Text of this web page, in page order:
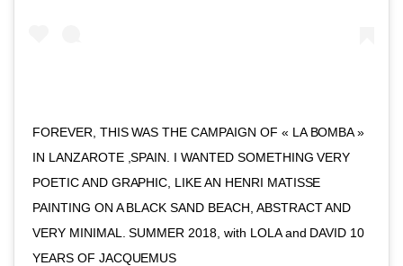
FOREVER, THIS WAS THE CAMPAIGN OF « LA BOMBA »
IN LANZAROTE ,SPAIN. I WANTED SOMETHING VERY
POETIC AND GRAPHIC, LIKE AN HENRI MATISSE
PAINTING ON A BLACK SAND BEACH, ABSTRACT AND
VERY MINIMAL. SUMMER 2018, with LOLA and DAVID 10
YEARS OF JACQUEMUS